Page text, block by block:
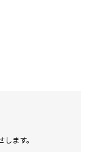
ます。